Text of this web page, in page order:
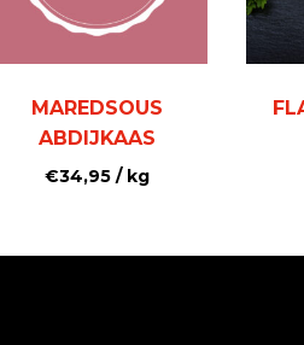
MAREDSOUS
ABDIJKAAS
€34,95/ kg